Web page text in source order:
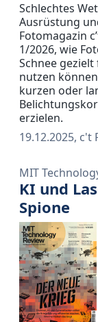
Schlechtes
Ausrüstung
Fotomagazin
1/2026, wie
Schnee
nutzen
kurzen oder
erzielen.
19.12.2025,
MIT
KI und
Spione